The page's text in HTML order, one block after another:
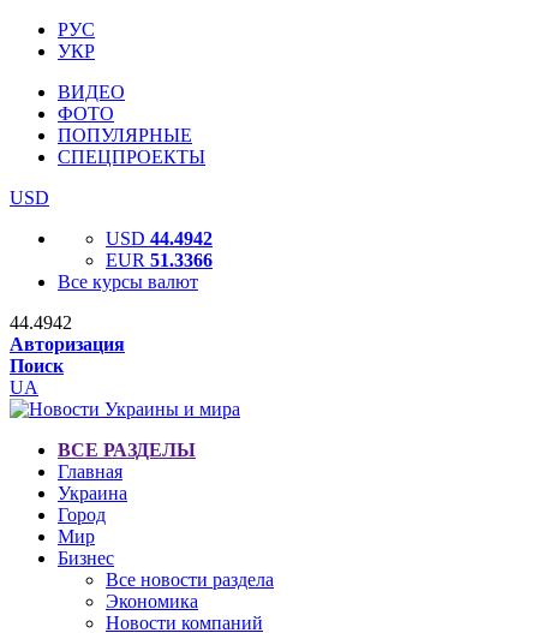
РУС
УКР
ВИДЕО
ФОТО
ПОПУЛЯРНЫЕ
СПЕЦПРОЕКТЫ
USD
USD 44.4942
EUR 51.3366
Все курсы валют
44.4942
Авторизация
Поиск
UA
ВСЕ РАЗДЕЛЫ
Главная
Украина
Город
Мир
Бизнес
Все новости раздела
Экономика
Новости компаний